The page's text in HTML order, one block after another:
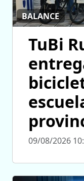
BALANCE
TuBi
09/08/2026